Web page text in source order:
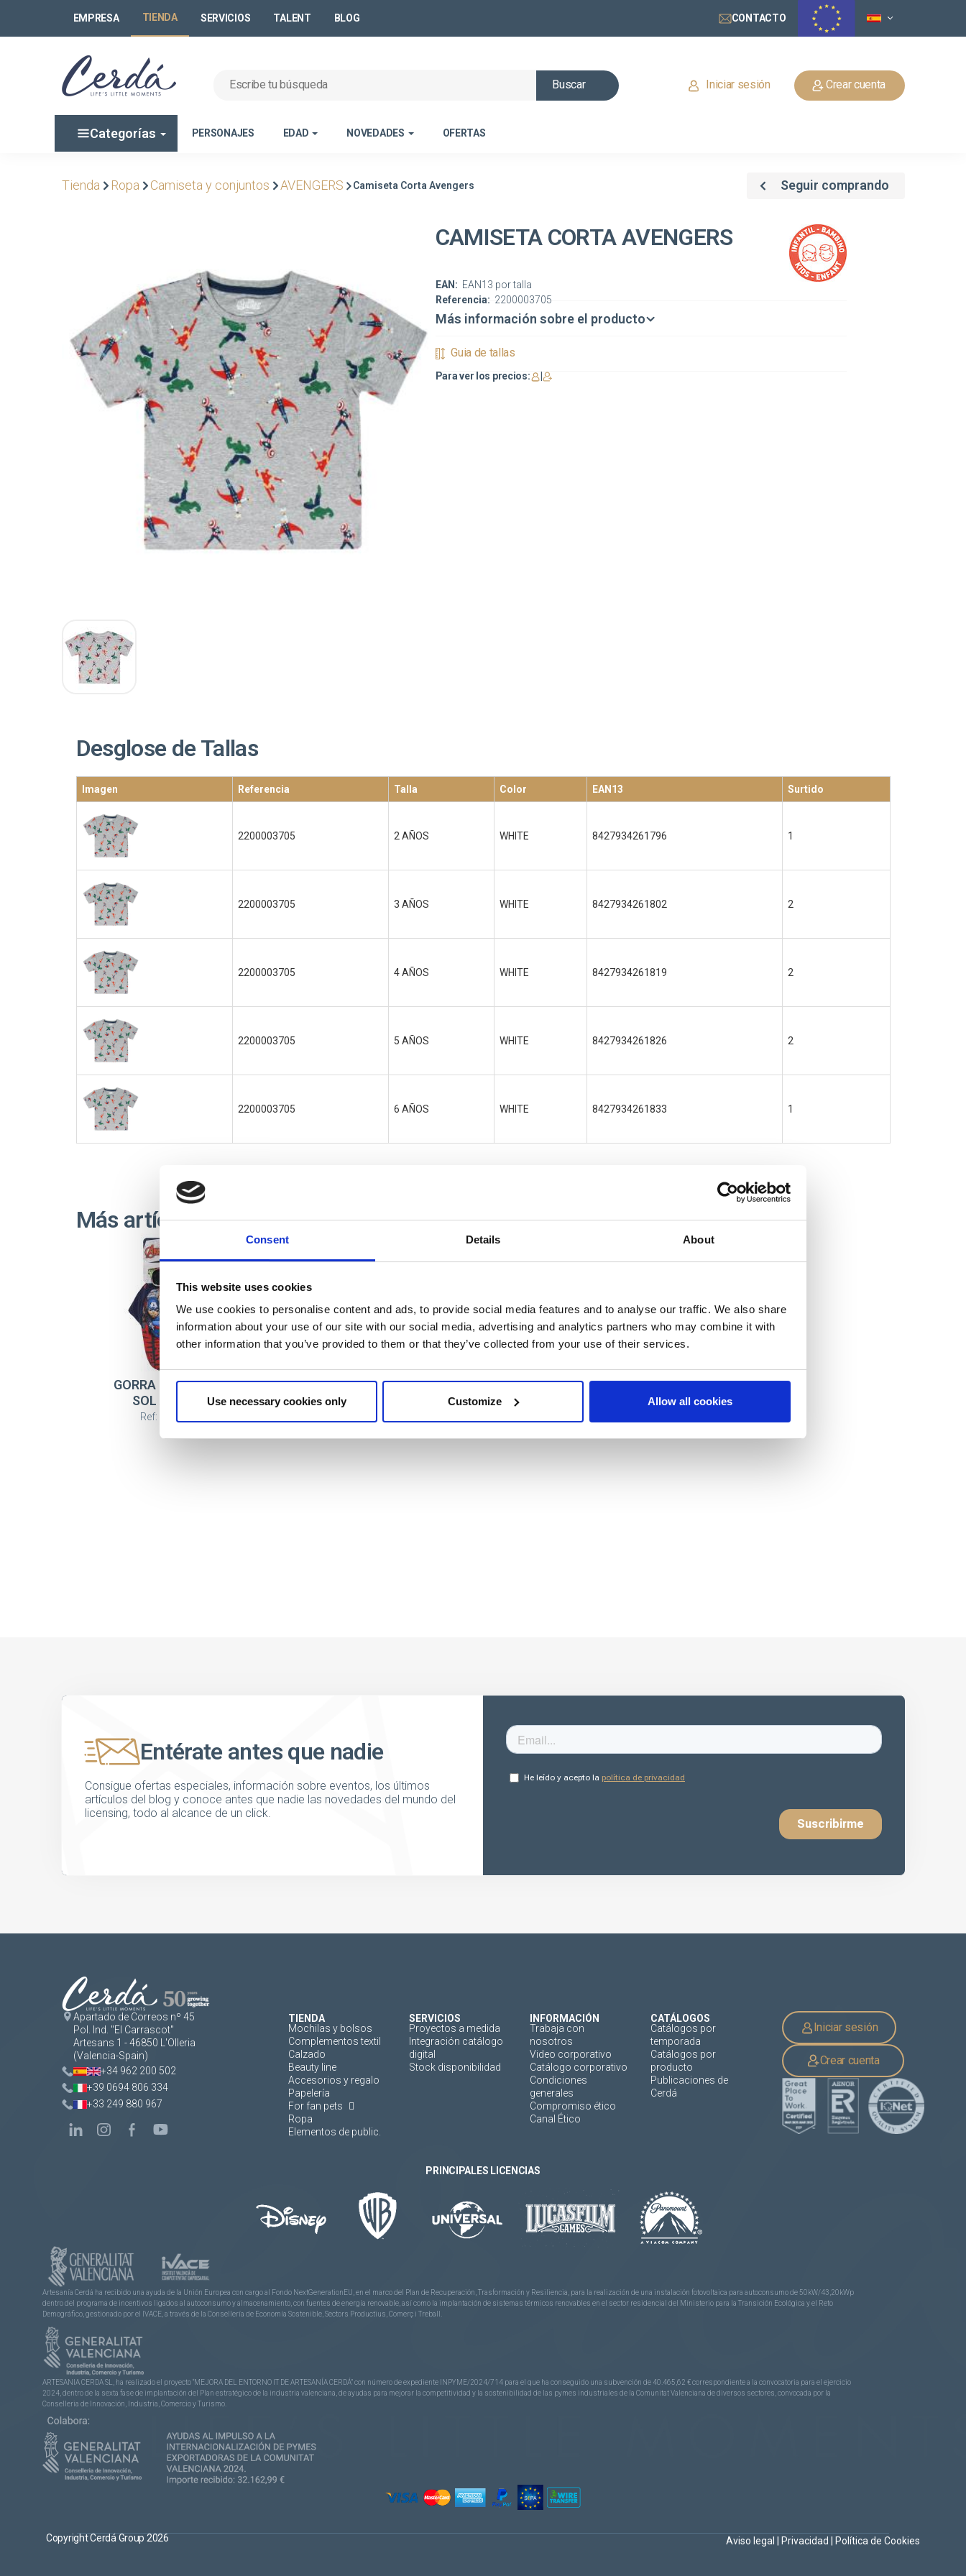
Consent Details About
This website uses cookies
We use cookies to personalise content and ads, to provide social media features and to analyse our traffic. We also share
information about your use of our site with our social media, advertising and analytics partners who may combine it with
other information that you’ve provided to them or that they’ve collected from your use of their services.
Use necessary cookies only Customize Allow all cookies
EMPRESA TIENDA SERVICIOS TALENT BLOG CONTACTO
Buscar Iniciar sesión Crear cuenta
Categorías PERSONAJES EDAD NOVEDADES OFERTAS
Tienda Ropa Camiseta y conjuntos AVENGERS Camiseta Corta Avengers Seguir comprando
CAMISETA CORTA AVENGERS
Referencia: 2200003705
EAN: EAN13 por talla
Más información sobre el producto
Guia de tallas
Para ver los precios:
Desglose de Tallas
Imagen Referencia Talla Color EAN13 Surtido
2200003705 2 AÑOS WHITE 8427934261796 1
2200003705 3 AÑOS WHITE 8427934261802 2
2200003705 4 AÑOS WHITE 8427934261819 2
2200003705 5 AÑOS WHITE 8427934261826 2
2200003705 6 AÑOS WHITE 8427934261833 1
Más artículos AVENGERS
GORRA SET GAFAS DE
SOL AVENGERS
Ref: 2200010152
CAMISETA CORTA
OVERSIZE AVENGERS
MOCHILA INFANTIL 3D
Entérate antes que nadie
Consigue ofertas especiales, información sobre eventos, los últimos
artículos del blog y conoce antes que nadie las novedades del mundo del
licensing, todo al alcance de un click.
Apartado de Correos nº 45
Pol. Ind. "El Carrascot"
Artesans 1 - 46850 L'Olleria
(Valencia-Spain)
+34 962 200 502
+39 0694 806 334
+33 249 880 967
TIENDA
Mochilas y bolsos
Complementos textil
Calzado
Beauty line
Accesorios y regalo
Papelería
For fan pets
Ropa
Elementos de public.
SERVICIOS
Proyectos a medida
Integración catálogo
digital
Stock disponibilidad
INFORMACIÓN
Trabaja con
nosotros
Video corporativo
Catálogo corporativo
Condiciones
generales
Compromiso ético
Canal Ético
CATÁLOGOS
Catálogos por
temporada
Catálogos por
producto
Publicaciones de
Cerdá
Iniciar sesión
Crear cuenta
PRINCIPALES LICENCIAS
Artesanía Cerdá ha recibido una ayuda de la Unión Europea con cargo al Fondo NextGenerationEU, en el marco del Plan de Recuperación, Trasformación y Resiliencia, para la realización de una instalación fotovoltaica para autoconsumo de 50kW/43,20kWp
dentro del programa de incentivos ligados al autoconsumo y almacenamiento, con fuentes de energía renovable, así como la implantación de sistemas térmicos renovables en el sector residencial del Ministerio para la Transición Ecológica y el Reto
Demográfico, gestionado por el IVACE, a través de la Consellería de Economía Sostenible, Sectors Productius, Comerç i Treball.
ARTESANIA CERDA SL, ha realizado el proyecto “MEJORA DEL ENTORNO IT DE ARTESANÍA CERDÁ” con número de expediente INPYME/2024/714 para el que ha conseguido una subvención de 40.465,62 € correspondiente a la convocatoria para el ejercicio
2024, dentro de la sexta fase de implantación del Plan estratégico de la industria valenciana, de ayudas para mejorar la competitividad y la sostenibilidad de las pymes industriales de la Comunitat Valenciana de diversos sectores, convocada por la
Conselleria de Innovación, Industria, Comercio y Turismo.
Copyright Cerdá Group 2026 Aviso legal Privacidad Política de Cookies